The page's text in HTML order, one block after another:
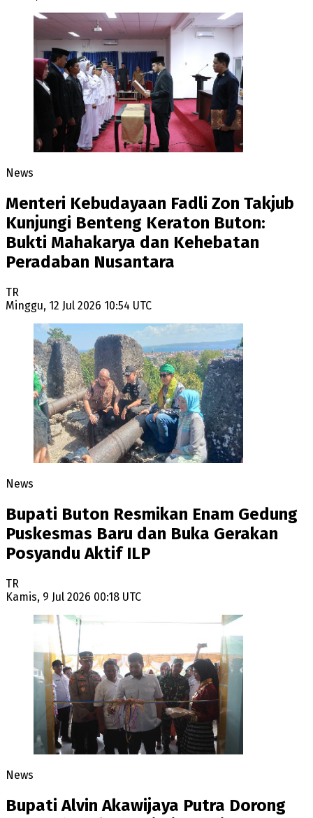
News
Menteri Kebudayaan Fadli Zon Takjub
Kunjungi Benteng Keraton Buton:
Bukti Mahakarya dan Kehebatan
Peradaban Nusantara
TR
Minggu, 12 Jul 2026 10:54 UTC
News
Bupati Buton Resmikan Enam Gedung
Puskesmas Baru dan Buka Gerakan
Posyandu Aktif ILP
TR
Kamis, 9 Jul 2026 00:18 UTC
News
Bupati Alvin Akawijaya Putra Dorong